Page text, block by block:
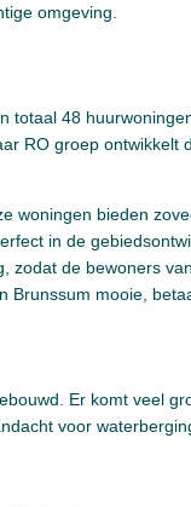
omgeving.
totaal 48
RO groep ontwikkelt
woningen bieden
in de
zodat de bewoners
mooie,
Er komt veel
voor